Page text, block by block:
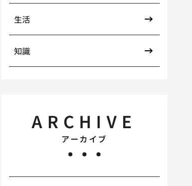
生活
知識
ARCHIVE
アーカイブ